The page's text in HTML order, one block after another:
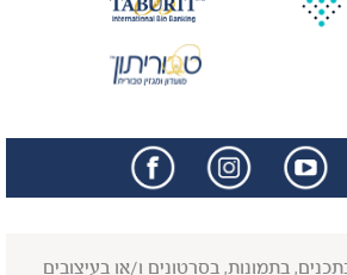
בתכנים, בתמונות, בסרטונים ו/או בעיצובים